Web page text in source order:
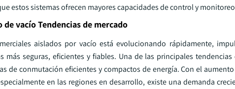
estos sistemas ofrecen mayores capacidades de control y
vacío Tendencias de mercado
aislados por vacío está evolucionando rápidamente,
más seguras, eficientes y fiables. Una de las principales
de conmutación eficientes y compactos de energía. Con el
en las regiones en desarrollo, existe una demanda